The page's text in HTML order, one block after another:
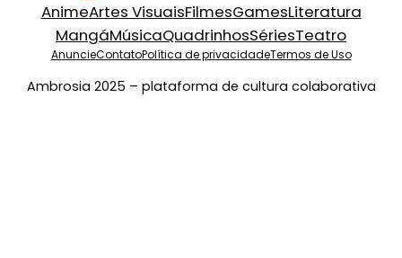
AnimeArtes VisuaisFilmesGamesLiteratura
MangáMúsicaQuadrinhosSériesTeatro
AnuncieContatoPolítica de privacidadeTermos de Uso
Ambrosia 2025 – plataforma de cultura colaborativa